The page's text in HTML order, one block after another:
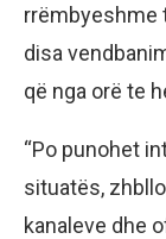
rrëmbyeshme
disa
që nga orë te
“Po punohet
situatës,
kanaleve dhe